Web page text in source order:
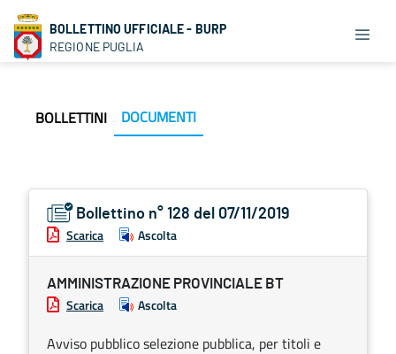
BOLLETTINO UFFICIALE - BURP
REGIONE PUGLIA
BOLLETTINI DOCUMENTI
Bollettino n° 128 del 07/11/2019
Scarica Ascolta
AMMINISTRAZIONE PROVINCIALE BT
Scarica Ascolta
Avviso pubblico selezione pubblica, per titoli e